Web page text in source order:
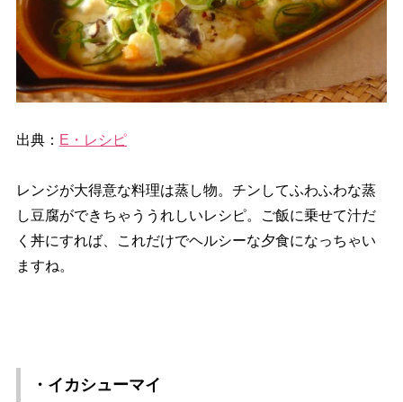
出典： E・レシピ
レンジが大得意な料理は蒸し物。チンしてふわふわな蒸
し豆腐ができちゃううれしいレシピ。ご飯に乗せて汁だ
く丼にすれば、これだけでヘルシーな夕食になっちゃい
ますね。
・イカシューマイ